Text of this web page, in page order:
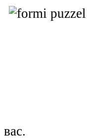
вас.